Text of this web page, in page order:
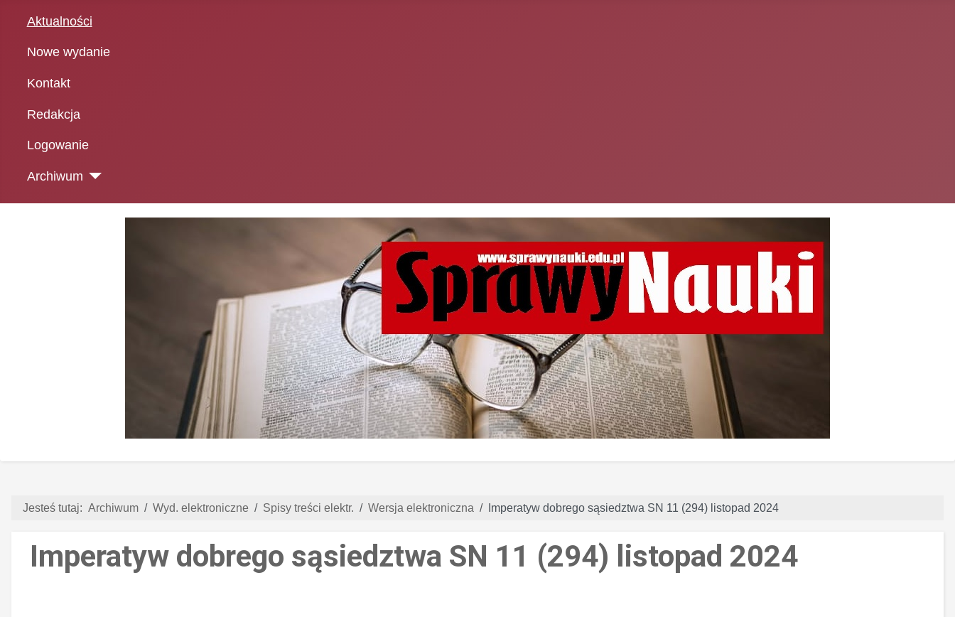
Aktualności
Nowe wydanie
Kontakt
Redakcja
Logowanie
Archiwum
Jesteś tutaj: Archiwum Wyd. elektroniczne Spisy treści elektr. Wersja elektroniczna Imperatyw dobrego sąsiedztwa SN 11 (294) listopad 2024
Imperatyw dobrego sąsiedztwa SN 11 (294) listopad 2024